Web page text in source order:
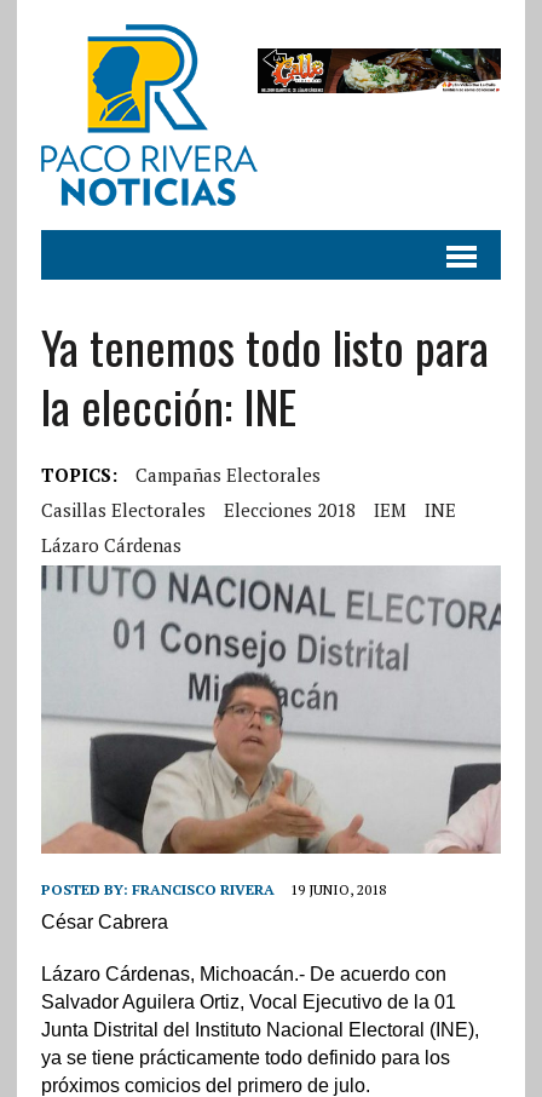
Ya tenemos todo listo para
la elección: INE
TOPICS:
Campañas Electorales
Casillas Electorales
Elecciones 2018 IEM
INE
Lázaro Cárdenas
POSTED BY: FRANCISCO RIVERA 19 JUNIO, 2018
César Cabrera
Lázaro Cárdenas, Michoacán.- De acuerdo con
Salvador Aguilera Ortiz, Vocal Ejecutivo de la 01
Junta Distrital del Instituto Nacional Electoral (INE),
ya se tiene prácticamente todo definido para los
próximos comicios del primero de julo.